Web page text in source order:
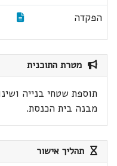
הפקדה
מטרת התוכנית
תוספת שטחי בנייה
מבנה בית הכנסת.
תהליך אישור